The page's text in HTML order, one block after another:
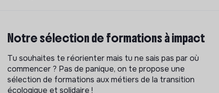
Notre sélection de formations à impact
Tu souhaites te réorienter mais tu ne sais pas par où
commencer ? Pas de panique, on te propose une
sélection de formations aux métiers de la transition
écologique et solidaire !